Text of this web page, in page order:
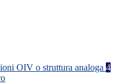
OIV o struttura analoga 4